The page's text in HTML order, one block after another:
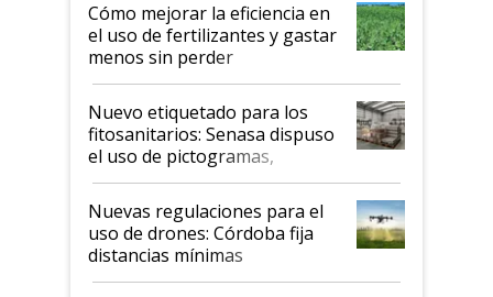
Cómo mejorar la eficiencia en
el uso de fertilizantes y gastar
menos sin perder
productividad en la campaña
fina
Nuevo etiquetado para los
fitosanitarios: Senasa dispuso
el uso de pictogramas,
palabras de advertencia e
indicaciones
Nuevas regulaciones para el
uso de drones: Córdoba fija
distancias mínimas